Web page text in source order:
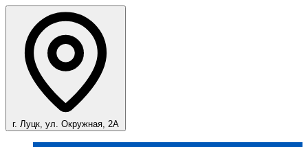
г. Луцк, ул. Окружная, 2А